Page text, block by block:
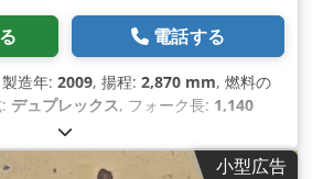
電話する
造年: 2009, 揚程: 2,870 mm, 燃料の
デュプレックス, フォーク長: 1,140
1,960 mm
小型広告